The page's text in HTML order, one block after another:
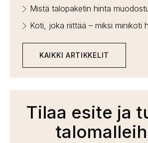
Mistä talopaketin hinta
Koti, joka riittää – miksi minikoti
KAIKKI ARTIKKELIT
Tilaa esite ja